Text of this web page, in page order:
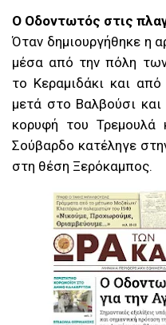
Ο Οδοντωτός στις
Όταν δημιουργήθηκε η
μέσα από την πόλη
το Κεραμιδάκι και
μετά στο Βαλβούσι
κορυφή του
Σούβαρδο κατέληγε
στη θέση Ξερόκαμπος.